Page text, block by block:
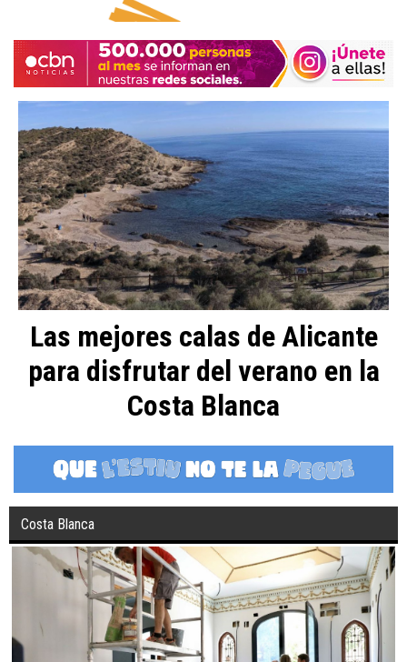
Las mejores calas de Alicante
para disfrutar del verano en la
Costa Blanca
Costa Blanca